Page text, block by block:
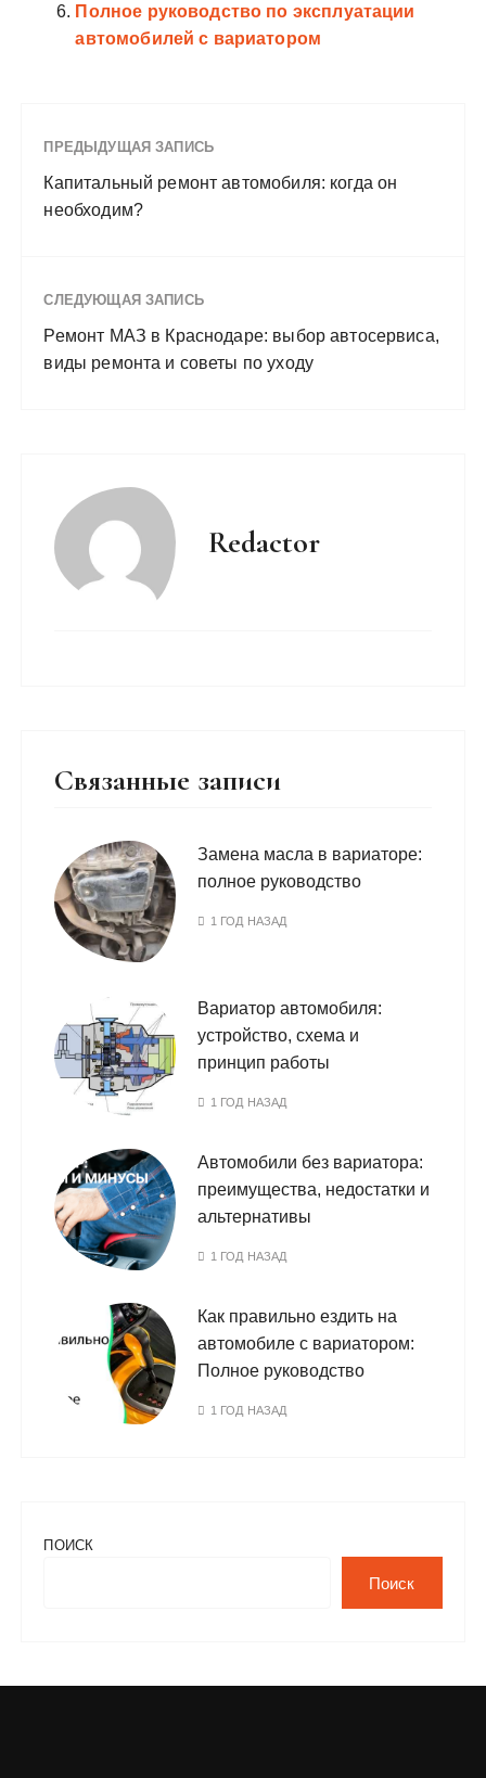
Полное руководство по эксплуатации
автомобилей с вариатором
ПРЕДЫДУЩАЯ ЗАПИСЬ
Капитальный ремонт автомобиля: когда он
необходим?
СЛЕДУЮЩАЯ ЗАПИСЬ
Ремонт МАЗ в Краснодаре: выбор автосервиса,
виды ремонта и советы по уходу
Redactor
Связанные записи
Замена масла в вариаторе:
полное руководство
1 ГОД НАЗАД
Вариатор автомобиля:
устройство, схема и
принцип работы
1 ГОД НАЗАД
Автомобили без вариатора:
преимущества, недостатки и
альтернативы
1 ГОД НАЗАД
Как правильно ездить на
автомобиле с вариатором:
Полное руководство
1 ГОД НАЗАД
ПОИСК
Поиск